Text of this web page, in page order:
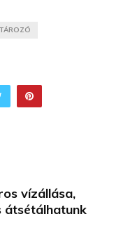
vízállása,
átsétálhatunk